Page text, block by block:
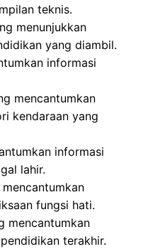
teknis.
menunjukkan
yang diambil.
informasi
mencantumkan
kendaraan yang
informasi
lahir.
fungsi hati.
mencantumkan
terakhir.